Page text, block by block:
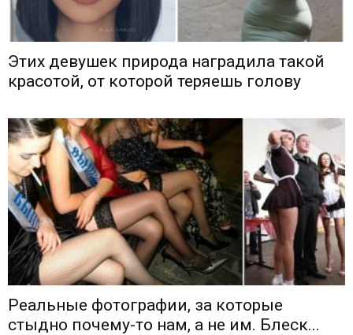
Этих девушек природа наградила такой
красотой, от которой теряешь голову
Реальные фотографии, за которые
стыдно почему-то нам, а не им. Блеск...